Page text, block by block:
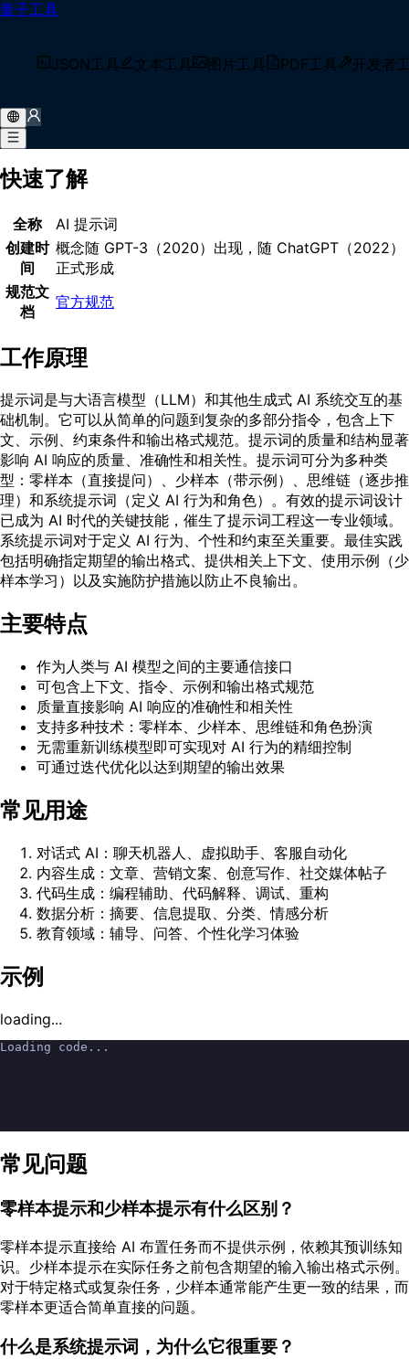
量子工具
JSON工具 文本工具 图片工具 PDF工具 开发者
首页/术语库
什么是 提示词？
生成响应，作为人机交互的主要接口，通过精心设计的文本、上
下文和格式指令来塑造模型的输出。
快速了解
全称
AI 提示词
创建时
间
概念随 GPT-3（2020）出现，随 ChatGPT（2022）
正式形成
规范文
档
官方规范
工作原理
提示词是与大语言模型（LLM）和其他生成式 AI 系统交互的基
础机制。它可以从简单的问题到复杂的多部分指令，包含上下
文、示例、约束条件和输出格式规范。提示词的质量和结构显著
影响 AI 响应的质量、准确性和相关性。提示词可分为多种类
型：零样本（直接提问）、少样本（带示例）、思维链（逐步推
理）和系统提示词（定义 AI 行为和角色）。有效的提示词设计
已成为 AI 时代的关键技能，催生了提示词工程这一专业领域。
系统提示词对于定义 AI 行为、个性和约束至关重要。最佳实践
包括明确指定期望的输出格式、提供相关上下文、使用示例（少
样本学习）以及实施防护措施以防止不良输出。
主要特点
作为人类与 AI 模型之间的主要通信接口
可包含上下文、指令、示例和输出格式规范
质量直接影响 AI 响应的准确性和相关性
支持多种技术：零样本、少样本、思维链和角色扮演
无需重新训练模型即可实现对 AI 行为的精细控制
可通过迭代优化以达到期望的输出效果
常见用途
对话式 AI：聊天机器人、虚拟助手、客服自动化
内容生成：文章、营销文案、创意写作、社交媒体帖子
代码生成：编程辅助、代码解释、调试、重构
数据分析：摘要、信息提取、分类、情感分析
教育领域：辅导、问答、个性化学习体验
示例
loading...
Loading code...
常见问题
零样本提示和少样本提示有什么区别？
零样本提示直接给 AI 布置任务而不提供示例，依赖其预训练知
识。少样本提示在实际任务之前包含期望的输入输出格式示例。
对于特定格式或复杂任务，少样本通常能产生更一致的结果，而
零样本更适合简单直接的问题。
什么是系统提示词，为什么它很重要？